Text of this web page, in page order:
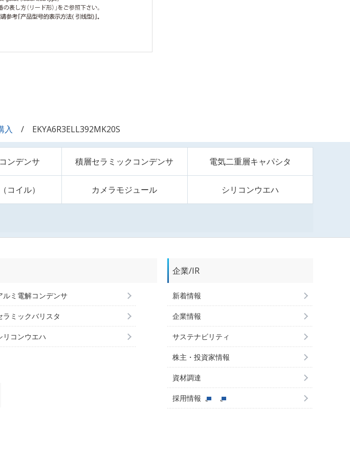
入 EKYA6R3ELL392MK20S
ンデンサ 積層セラミックコンデンサ 電気二重層キャパシタ
コイル） カメラモジュール シリコンウエハ
ルミ電解コンデンサ
ラミックバリスタ
リコンウエハ
企業/IR
新着情報
企業情報
サステナビリティ
株主・投資家情報
資材調達
採用情報